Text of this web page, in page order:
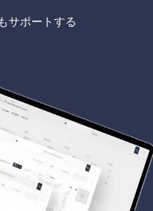
サポートする